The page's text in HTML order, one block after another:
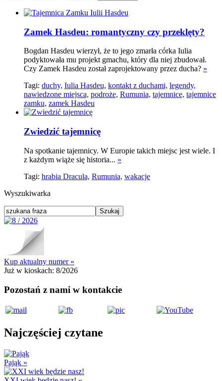
Zamek Hasdeu: romantyczny czy przeklęty?
Bogdan Hasdeu wierzył, że to jego zmarła córka Iulia
podyktowała mu projekt gmachu, który dla niej zbudował.
Czy Zamek Hasdeu został zaprojektowany przez ducha? »
Tagi: duchy, Iulia Hasdeu, kontakt z duchami, legendy,
nawiedzone miejsca, podroże, Rumunia, tajemnice, tajemnice
zamku, zamek Hasdeu
Zwiedzić tajemnicę
Na spotkanie tajemnicy. W Europie takich miejsc jest wiele. I
z każdym wiąże się historia... »
Tagi: hrabia Dracula, Rumunia, wakacje
Wyszukiwarka
Kup aktualny numer »
Już w kioskach: 8/2026
Pozostań z nami w kontakcie
Najczęściej czytane
Pająk »